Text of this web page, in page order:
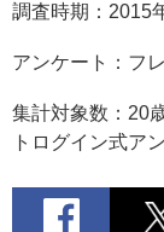
調査時期：2015
アンケート：フ
集計対象数：20
トログイン式ア